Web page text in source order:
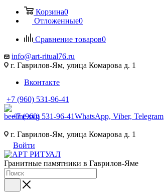
Корзина0
Отложенные0
Сравнение товаров0
info@art-ritual76.ru
г. Гаврилов-Ям, улица Комарова д. 1
Вконтакте
+7 (960) 531-96-41
+7 (960) 531-96-41WhatsApp, Viber, Telegram
г. Гаврилов-Ям, улица Комарова д. 1
Войти
Гранитные памятники в Гаврилов-Яме